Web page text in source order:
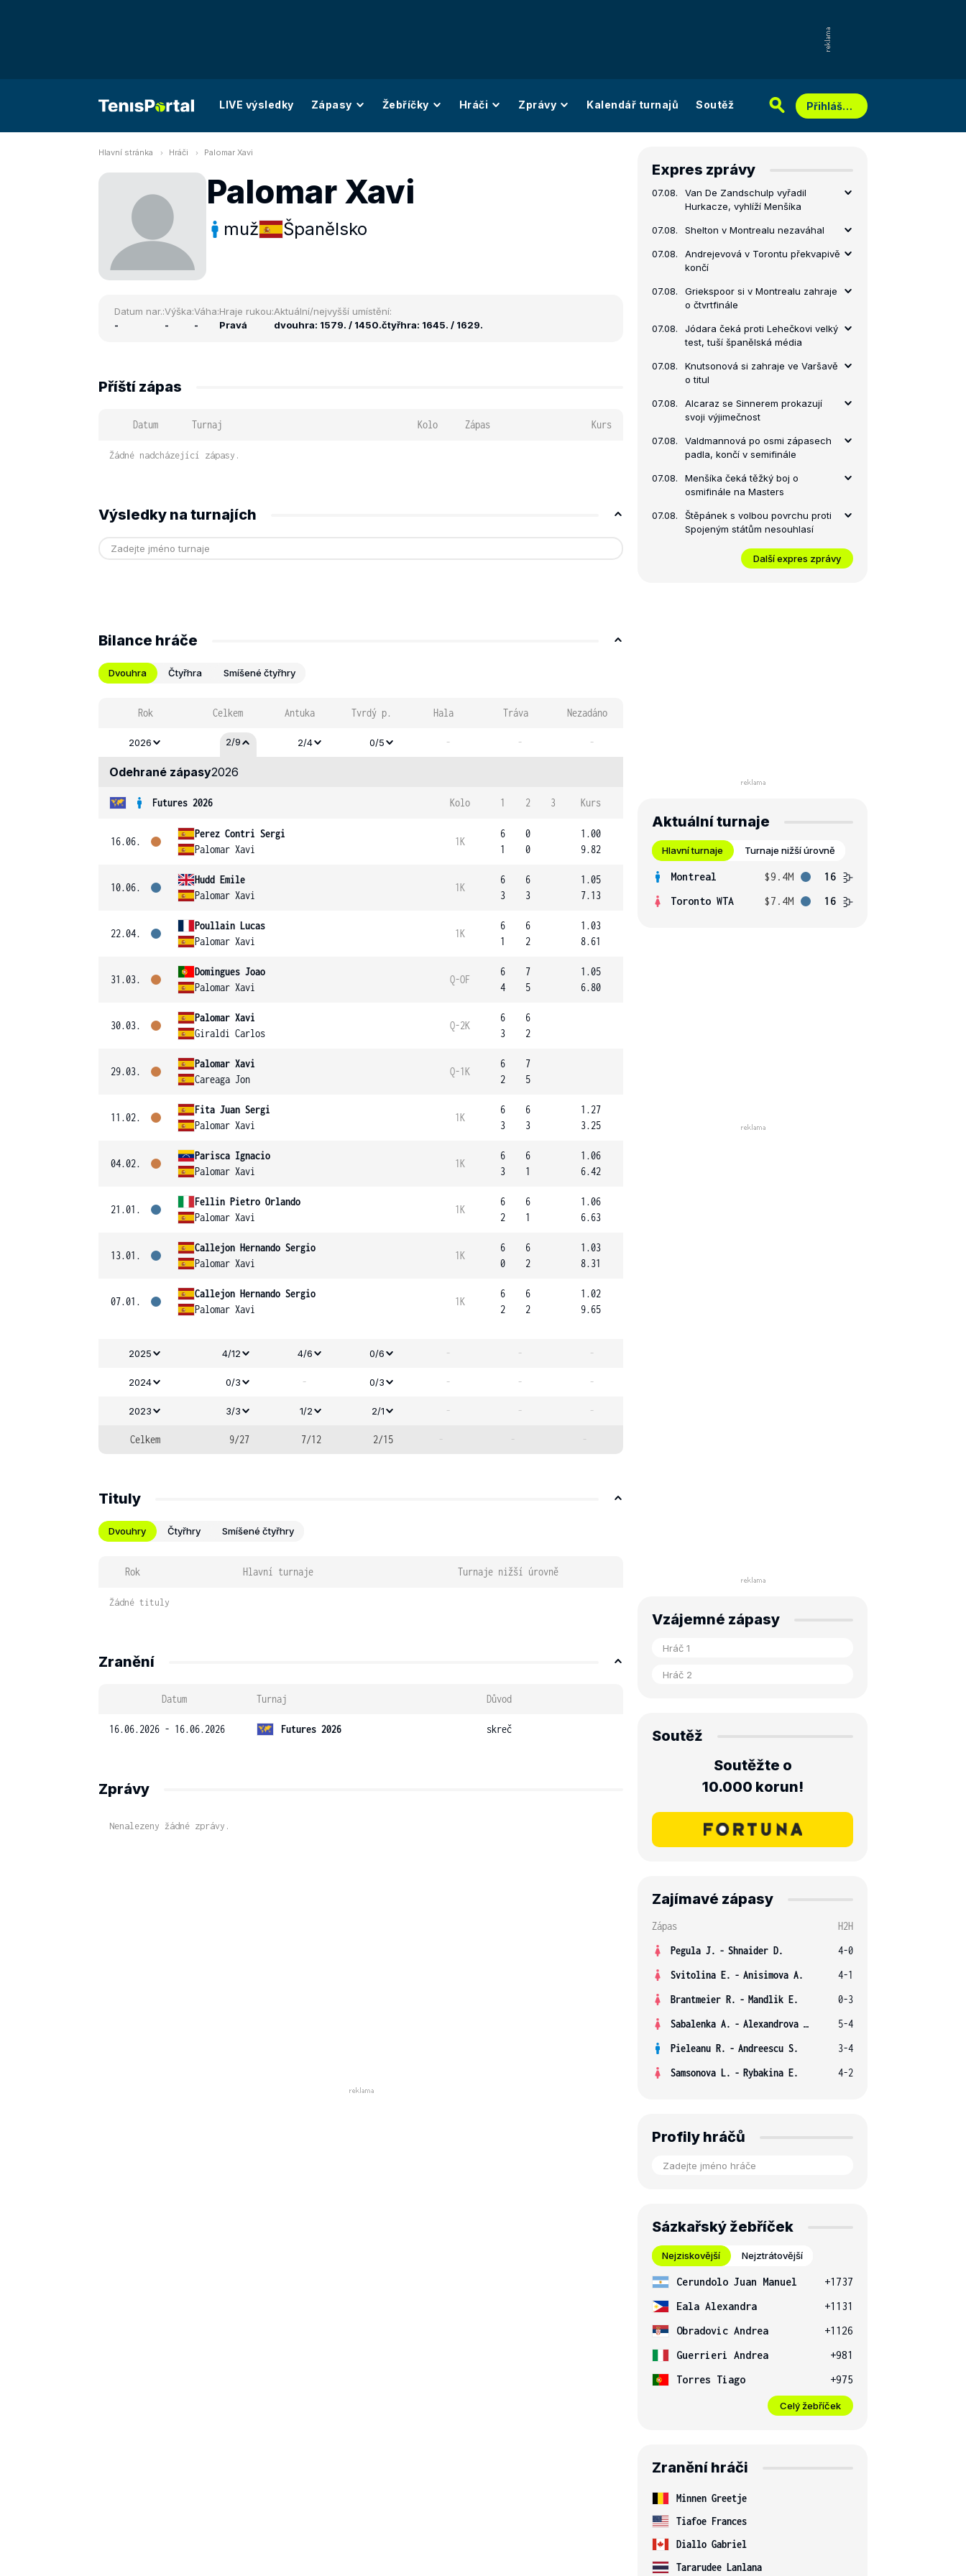
LIVE výsledky Zápasy Žebříčky Hráči Zprávy Kalendář turnajů Soutěž Přihlášení
Hlavní stránka Hráči Palomar Xavi
Palomar Xavi
muž Španělsko
Datum nar.:
-
Výška:
-
Váha:
-
Hraje rukou:
Pravá
Aktuální/nejvyšší umístění:
dvouhra: 1579. / 1450.čtyřhra: 1645. / 1629.
Příští zápas
Datum Turnaj Kolo Zápas Kurs
Žádné nadcházející zápasy.
Výsledky na turnajích
Bilance hráče
Dvouhra Čtyřhra Smíšené čtyřhry
Rok Celkem Antuka Tvrdý p. Hala Tráva Nezadáno
2026 2/9 2/4 0/5 - - -
Odehrané zápasy2026
Futures 2026 Kolo 1 2 3 Kurs
16.06.
Perez Contri Sergi
Palomar Xavi
1K
6
1
0
0
1.00
9.82
10.06.
Hudd Emile
Palomar Xavi
1K
6
3
6
3
1.05
7.13
22.04.
Poullain Lucas
Palomar Xavi
1K
6
1
6
2
1.03
8.61
31.03.
Domingues Joao
Palomar Xavi
Q-OF
6
4
7
5
1.05
6.80
30.03.
Palomar Xavi
Giraldi Carlos
Q-2K
6
3
6
2
29.03.
Palomar Xavi
Careaga Jon
Q-1K
6
2
7
5
11.02.
Fita Juan Sergi
Palomar Xavi
1K
6
3
6
3
1.27
3.25
04.02.
Parisca Ignacio
Palomar Xavi
1K
6
3
6
1
1.06
6.42
21.01.
Fellin Pietro Orlando
Palomar Xavi
1K
6
2
6
1
1.06
6.63
13.01.
Callejon Hernando Sergio
Palomar Xavi
1K
6
0
6
2
1.03
8.31
07.01.
Callejon Hernando Sergio
Palomar Xavi
1K
6
2
6
2
1.02
9.65
2025 4/12 4/6 0/6 - - -
2024 0/3 - 0/3 - - -
2023 3/3 1/2 2/1 - - -
Celkem 9/27 7/12 2/15 - - -
Tituly
Dvouhry Čtyřhry Smíšené čtyřhry
Rok Hlavní turnaje Turnaje nižší úrovně
Žádné tituly
Zranění
Datum Turnaj Důvod
16.06.2026 - 16.06.2026 Futures 2026 skreč
Zprávy
Nenalezeny žádné zprávy.
Expres zprávy
07.08.
Van De Zandschulp vyřadil
Hurkacze, vyhlíží Menšíka
07.08. Shelton v Montrealu nezaváhal
07.08.
Andrejevová v Torontu překvapivě
končí
07.08.
Griekspoor si v Montrealu zahraje
o čtvrtfinále
07.08.
Jódara čeká proti Lehečkovi velký
test, tuší španělská média
07.08.
Knutsonová si zahraje ve Varšavě
o titul
07.08.
Alcaraz se Sinnerem prokazují
svoji výjimečnost
07.08.
Valdmannová po osmi zápasech
padla, končí v semifinále
07.08.
Menšíka čeká těžký boj o
osmifinále na Masters
07.08.
Štěpánek s volbou povrchu proti
Spojeným státům nesouhlasí
Další expres zprávy
Aktuální turnaje
Hlavní turnaje Turnaje nižší úrovně
Montreal $9.4M
16
Toronto WTA
$7.4M 16
Vzájemné zápasy
Soutěž
Soutěžte o
10.000 korun!
Zajímavé zápasy
Zápas
H2H
Pegula J. - Shnaider D.
4-0
Svitolina E. - Anisimova A.
4-1
Brantmeier R. - Mandlik E.
0-3
Sabalenka A. - Alexandrova E.
5-4
Pieleanu R. - Andreescu S.
3-4
Samsonova L. - Rybakina E. 4-2
Profily hráčů
Sázkařský žebříček
Nejziskovější Nejztrátovější
Cerundolo Juan Manuel
+1737
Eala Alexandra
+1131
Obradovic Andrea
+1126
Guerrieri Andrea
+981
Torres Tiago
+975
Celý žebříček
Zranění hráči
Minnen Greetje
Tiafoe Frances
Diallo Gabriel
Tararudee Lanlana